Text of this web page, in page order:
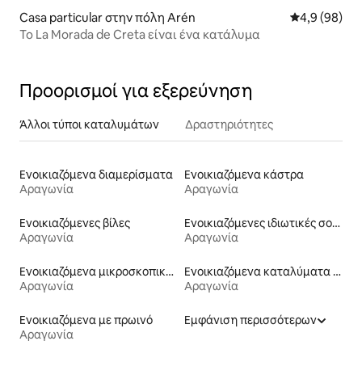
Casa particular στην πόλη Arén Μέση
4,9 (98)
Το La Morada de Creta είναι ένα κατάλυμα
Προορισμοί για εξερεύνηση
Άλλοι τύποι καταλυμάτων Δραστηριότητες
Ενοικιαζόμενα διαμερίσματα
Αραγωνία
Ενοικιαζόμενα κάστρα
Αραγωνία
Ενοικιαζόμενες βίλες
Αραγωνία
Ενοικιαζόμενες ιδιωτικές σουίτες
Αραγωνία
Ενοικιαζόμενα μικροσκοπικά σπίτια
Αραγωνία
Ενοικιαζόμενα καταλύματα σε φάρμα
Αραγωνία
Ενοικιαζόμενα με πρωινό
Αραγωνία
Εμφάνιση περισσότερων